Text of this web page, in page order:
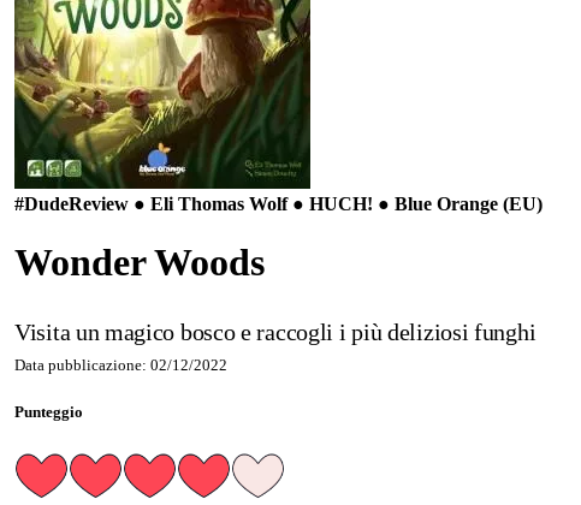
#DudeReview ● Eli Thomas Wolf ● HUCH! ● Blue Orange (EU)
Wonder Woods
Visita un magico bosco e raccogli i più deliziosi funghi
Data pubblicazione: 02/12/2022
Punteggio